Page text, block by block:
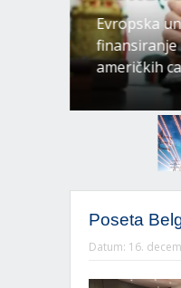
Evropska
finansiranje
američkih
Poseta
Datum: 16.